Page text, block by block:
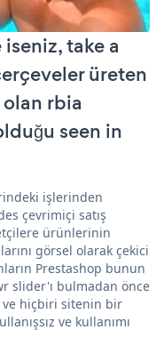
take a
üreten
rbia
seen in
işlerinden
çevrimiçi satış
ürünlerinin
görsel olarak çekici
Prestashop bunun
slider'ı bulmadan önce
hiçbiri sitenin bir
ve kullanımı